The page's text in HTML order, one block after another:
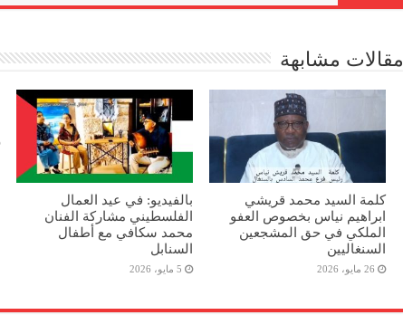
مقالات مشابهة
كلمة السيد محمد قريشي
ابراهيم نياس بخصوص العفو
الملكي في حق المشجعين
السنغاليين
26 مايو، 2026
بالفيديو: في عيد العمال
الفلسطيني مشاركة الفنان
محمد سكافي مع أطفال
السنابل
5 مايو، 2026